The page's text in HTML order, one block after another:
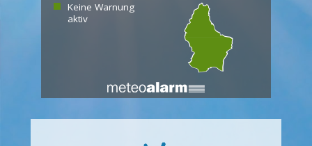
Keine Warnung
aktiv